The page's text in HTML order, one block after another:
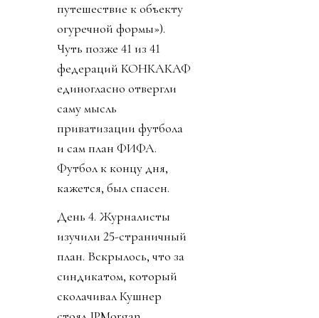
путешествие к объекту
огуречной формы»).
Чуть позже 41 из 41
федераций КОНКАКАФ
единогласно отвергли
саму мысль
приватизации футбола
и сам план ФИФА.
Футбол к концу дня,
кажется, был спасен.
День 4. Журналисты
изучили 25-страничный
план. Вскрылось, что за
синдикатом, который
сколачивал Кушнер